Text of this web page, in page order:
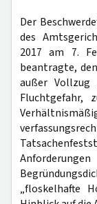
Der
des
2017 am 7.
beantragte,
außer Vollzug
Fluchtgefahr,
„floskelhafte